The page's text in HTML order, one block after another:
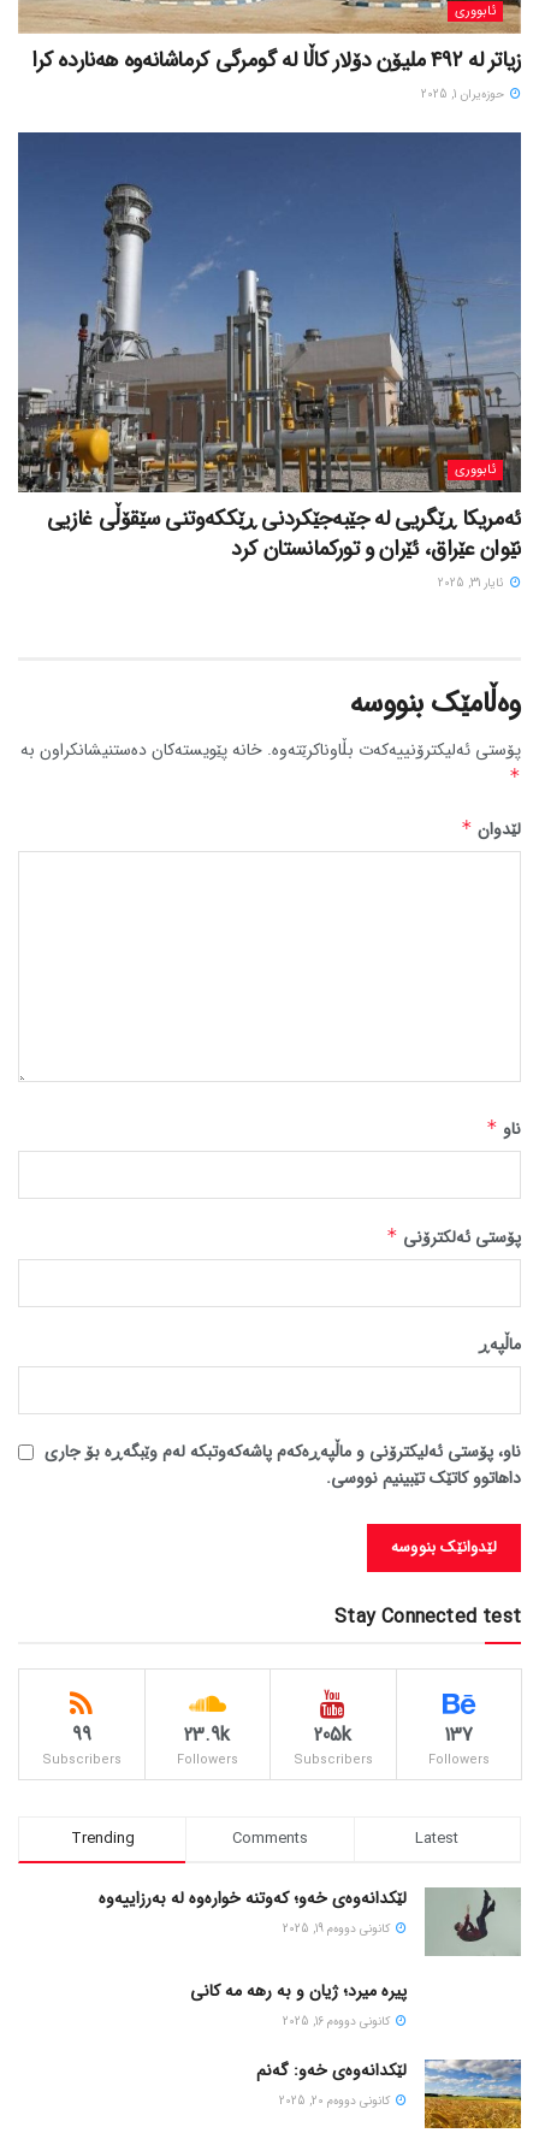
ئابووری
زیاتر لە ٤٩٢ ملیۆن دۆلار کاڵا لە گومرگی کرماشانەوە هەناردە کرا
حوزه‌یران 1, 2025
ئابووری
ئەمریکا ڕێگریی لە جێبەجێکردنی ڕێککەوتنی سێقۆڵی غازیی
نێوان عێراق، ئێران و تورکمانستان کرد
ئایار 31, 2025
وەڵامێک بنووسە
پۆستی ئەلیکترۆنییەکەت بڵاوناکرێتەوە. خانە پێویستەکان دەستنیشانکراون بە
*
لێدوان *
ناو *
پۆستی ئەلکترۆنی *
ماڵپه‌ڕ
ناو، پۆستی ئەلیکترۆنی و ماڵپەڕەکەم پاشەکەوتبکە لەم وێبگەڕە بۆ جاری
داهاتوو کاتێک تێبینیم نووسی.
Stay Connected test
137
Followers
205k
Subscribers
23.9k
Followers
99
Subscribers
Trending Comments Latest
لێکدانەوەی خەو؛ کەوتنە خوارەوە لە بەرزاییەوە
كانونی دووه‌م 19, 2025
پیره میرد؛ ژیان و به رهه مه کانی
كانونی دووه‌م 16, 2025
لێکدانەوەی خەو: گەنم
كانونی دووه‌م 20, 2025